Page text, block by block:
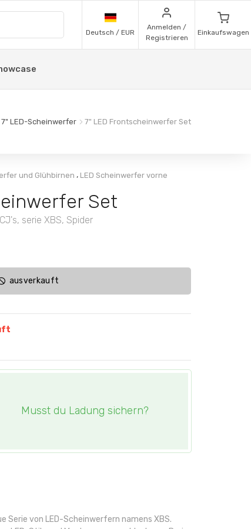
Deutsch / EUR
Anmelden /
Registrieren
Einkaufswagen
7" LED-Scheinwerfer 7" LED Frontscheinwerfer Set
und Glühbirnen , LED Scheinwerfer vorne
Set
serie XBS, Spider
ausverkauft
Musst du Ladung sichern?
Serie von LED-Scheinwerfern namens XBS.